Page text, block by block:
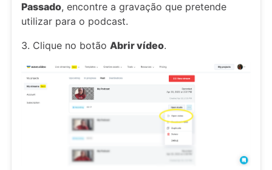
Passado, encontre a gravação que pretende
utilizar para o podcast.
3. Clique no botão Abrir vídeo.